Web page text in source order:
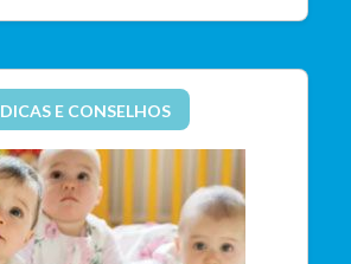
DICAS E CONSELHOS